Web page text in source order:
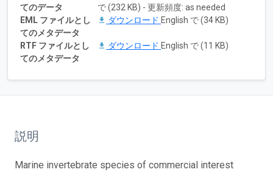
てのデータ
で (232 KB) - 更新頻度: as needed
EML ファイルとし
てのメタデータ
ダウンロード English で (34 KB)
RTF ファイルとし
てのメタデータ
ダウンロード English で (11 KB)
説明
Marine invertebrate species of commercial interest